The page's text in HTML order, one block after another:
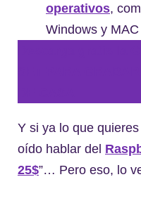
operativos,
Windows y
Y si ya lo que
oído hablar del
25$”… Pero eso, lo